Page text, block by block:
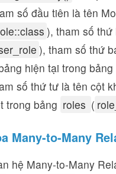
số đầu tiên là tên
), tham số thứ
), tham số thứ
hiện tại trong
số thứ tư là tên cột
trong bảng roles (
Many-to-Many
hệ Many-to-Many